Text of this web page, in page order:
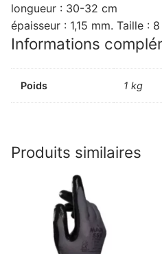
longueur : 30-32 cm
épaisseur : 1,15 mm. Taille : 8
Informations
Poids 1 kg
Produits similaires